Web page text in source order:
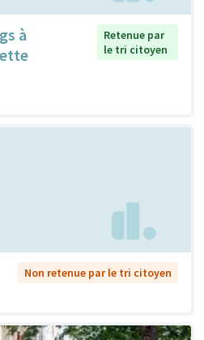
à
Retenue par
le tri citoyen
Non retenue par le tri citoyen